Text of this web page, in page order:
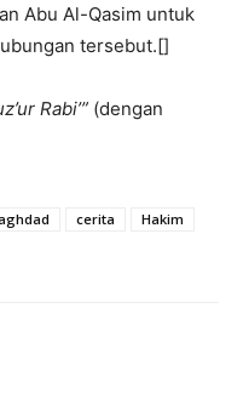
Abu Al-Qasim untuk
tersebut.[]
Rabi’” (dengan
cerita
Hakim